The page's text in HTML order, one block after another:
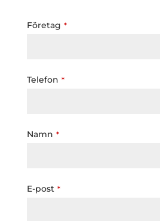
Företag *
Telefon *
Namn *
E-post *